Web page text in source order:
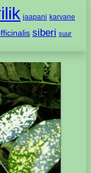
jaapani karvane
siberi suur